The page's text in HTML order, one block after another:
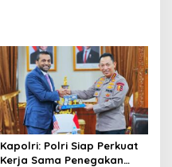
Kapolri: Polri Siap Perkuat
Kerja Sama Penegakan